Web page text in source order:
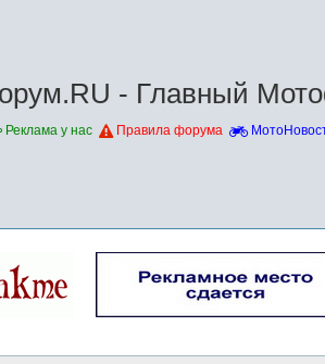
- Главный
Реклама у нас Правила форума